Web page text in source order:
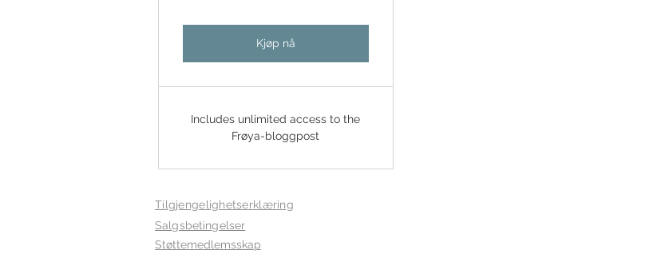
Kjøp nå
Includes unlimited access to the
Frøya-bloggpost
Tilgjengelighetserklæring
Salgsbetingelser
Støttemedlemsskap